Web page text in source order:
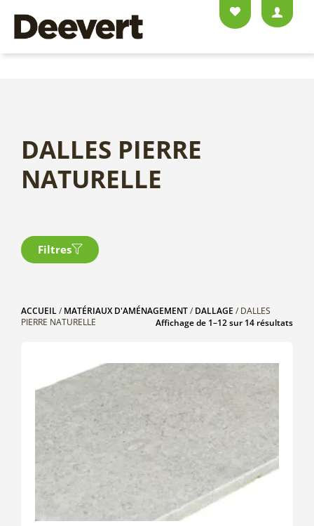
DALLES PIERRE
NATURELLE
Filtres
ACCUEIL/ MATÉRIAUX D'AMÉNAGEMENT/ DALLAGE / DALLES
PIERRE NATURELLE
Affichage de 1–12 sur 14 résultats